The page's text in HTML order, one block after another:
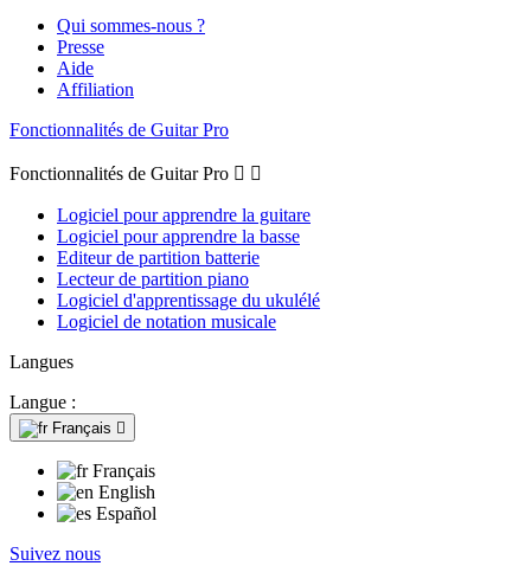
Qui sommes-nous ?
Presse
Aide
Affiliation
Fonctionnalités de Guitar Pro
Fonctionnalités de Guitar Pro  
Logiciel pour apprendre la guitare
Logiciel pour apprendre la basse
Editeur de partition batterie
Lecteur de partition piano
Logiciel d'apprentissage du ukulélé
Logiciel de notation musicale
Langues
Langue :
Français 
Français
English
Español
Suivez nous